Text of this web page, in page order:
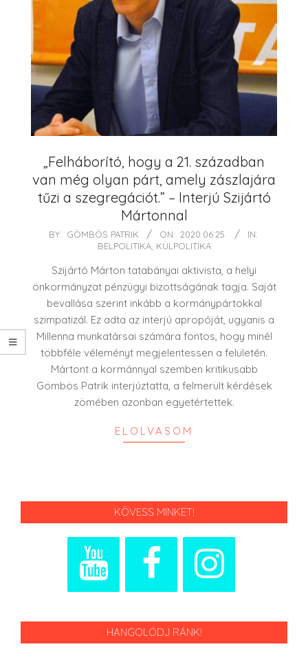
„Felháborító, hogy a 21. században
van még olyan párt, amely zászlajára
tűzi a szegregációt.” – Interjú Szijártó
Mártonnal
2020-
BY: GÖMBÖS PATRIK ON: 2020.06.25.
IN:
BELPOLITIKA, KÜLPOLITIKA
Szijártó Márton tatabányai aktivista, a helyi
önkormányzat pénzügyi bizottságának tagja. Saját
bevallása szerint inkább a kormánypártokkal
szimpatizál. Ez adta az interjú apropóját, ugyanis a
Millenna munkatársai számára fontos, hogy minél
többféle véleményt megjelentessen a felületén.
Mártont a kormánnyal szemben kritikusabb
Gömbös Patrik interjúztatta, a felmerült kérdések
zömében azonban egyetértettek.
ELOLVASOM
KÖVESS MINKET!
HANGOLÓDJ RÁNK!